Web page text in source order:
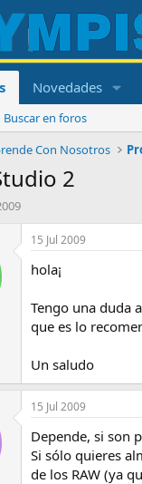
Novedades
Buscar en foros
Con Nosotros
2
15 Jul 2009
hola¡
Tengo una duda
que es lo
Un saludo
15 Jul 2009
Depende, si son
Si sólo quieres
de los RAW (ya